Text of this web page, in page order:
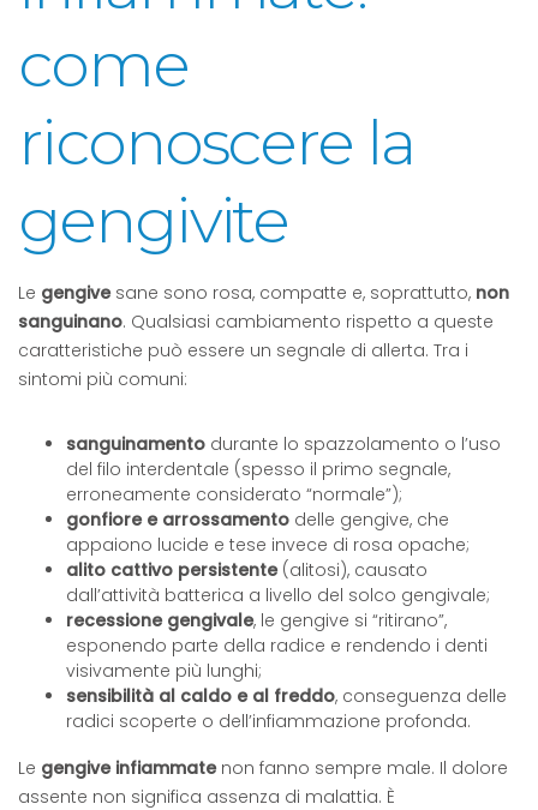
come
riconoscere la
gengivite
Le gengivesane sono rosa, compatte e, soprattutto, non
sanguinano. Qualsiasi cambiamento rispetto a queste
caratteristiche può essere un segnale di allerta. Tra i
sintomi più comuni:
sanguinamento durante lo spazzolamento o l’uso
del filo interdentale (spesso il primo segnale,
erroneamente considerato “normale”);
gonfiore e arrossamento delle gengive, che
appaiono lucide e tese invece di rosa opache;
alito cattivo persistente(alitosi), causato
dall’attività batterica a livello del solco gengivale;
recessione gengivale, le gengive si “ritirano”,
esponendo parte della radice e rendendo i denti
visivamente più lunghi;
sensibilità al caldo e al freddo, conseguenza delle
radici scoperte o dell’infiammazione profonda.
Le gengive infiammatenon fanno sempre male. Il dolore
assente non significa assenza di malattia. È